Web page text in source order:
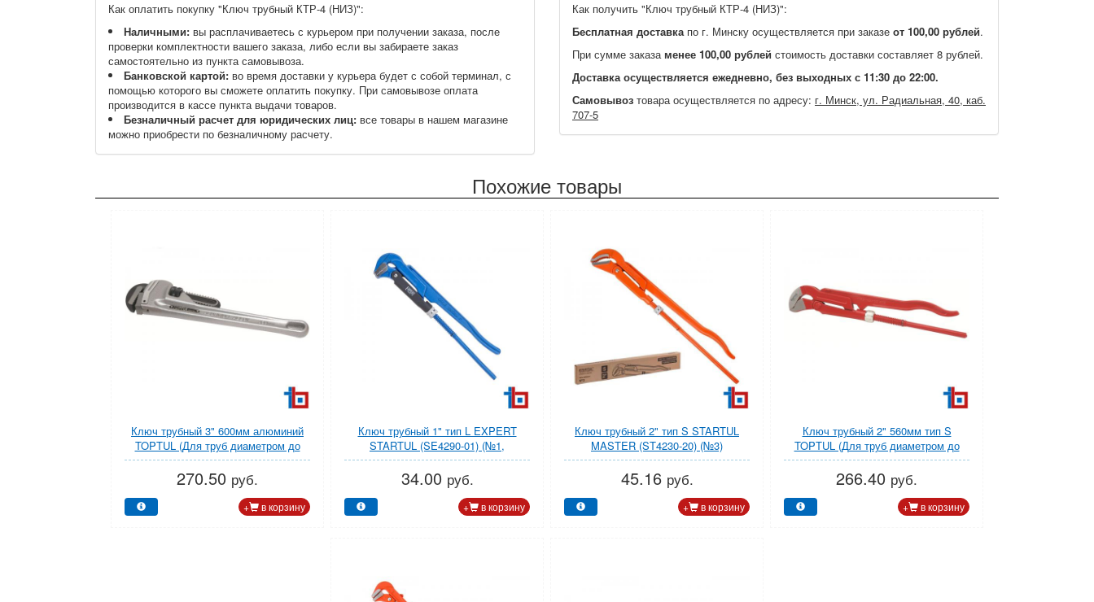
Как оплатить покупку "Ключ трубный КТР-4 (НИЗ)":
Наличными: вы расплачиваетесь с курьером при получении заказа, после
проверки комплектности вашего заказа, либо если вы забираете заказ
самостоятельно из пункта самовывоза.
Банковской картой: во время доставки у курьера будет с собой терминал, с
помощью которого вы сможете оплатить покупку. При самовывозе оплата
производится в кассе пункта выдачи товаров.
Безналичный расчет для юридических лиц: все товары в нашем магазине
можно приобрести по безналичному расчету.
Как получить "Ключ трубный КТР-4 (НИЗ)":
Бесплатная доставкапо г. Минску осуществляется при заказе от 100,00 рублей.
При сумме заказа менее 100,00 рублей стоимость доставки составляет 8 рублей.
Доставка осуществляется ежедневно, без выходных с 11:30 до 22:00.
Самовывоз товара осуществляется по адресу: г. Минск, ул. Радиальная, 40, каб.
707-5
Похожие товары
Ключ трубный 3" 600мм алюминий
TOPTUL (Для труб диаметром до
76мм)
270.50 руб.
+ в корзину
Ключ трубный 1" тип L EXPERT
STARTUL (SE4290-01) (№1,
цельнокованый)
34.00 руб.
+ в корзину
Ключ трубный 2" тип S STARTUL
MASTER (ST4230-20) (№3)
45.16 руб.
+ в корзину
Ключ трубный 2" 560мм тип S
TOPTUL (Для труб диаметром до
50мм)
266.40 руб.
+ в корзину